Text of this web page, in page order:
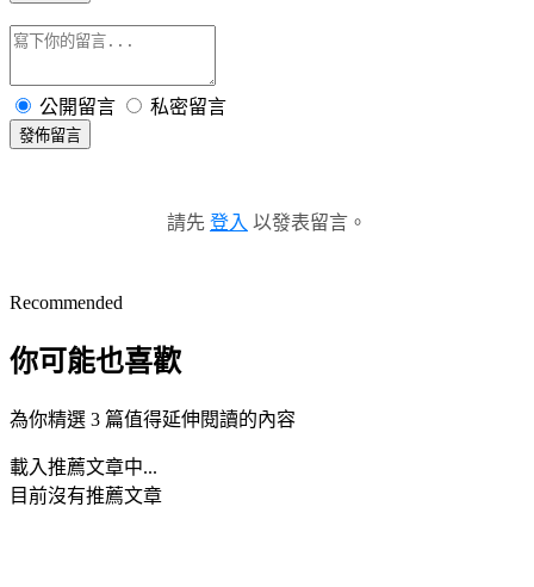
公開留言 私密留言
發佈留言
請先 登入 以發表留言。
Recommended
你可能也喜歡
為你精選 3 篇值得延伸閱讀的內容
載入推薦文章中...
目前沒有推薦文章